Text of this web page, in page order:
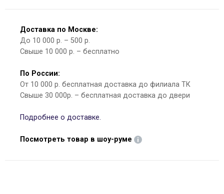
Доставка по Москве:
До 10 000 р. – 500 р.
Свыше 10 000 р. – бесплатно
По России:
От 10 000 р. бесплатная доставка до филиала ТК
Свыше 30 000р. – бесплатная доставка до двери
Подробнее о доставке.
Посмотреть товар в шоу-руме